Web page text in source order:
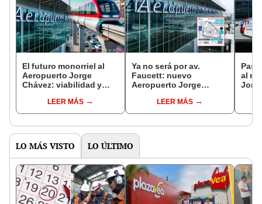
El futuro monorriel al
Aeropuerto Jorge
Chávez: viabilidad y
que estaría listo en 3
años
LEER MÁS
Ya no será por av.
Faucett: nuevo
Aeropuerto Jorge
acceso antiguo por una
importante vía tras
terminal
LEER MÁS
al
LO MÁS VISTO LO ÚLTIMO